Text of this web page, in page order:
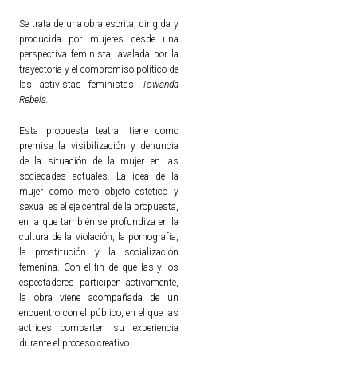
Se trata de una obra escrita, dirigida y
producida por mujeres desde una
perspectiva feminista, avalada por la
trayectoria y el compromiso político de
las activistas feministas Towanda
Rebels.
Esta propuesta teatral tiene como
premisa la visibilización y denuncia
de la situación de la mujer en las
sociedades actuales. La idea de la
mujer como mero objeto estético y
sexual es el eje central de la propuesta,
en la que también se profundiza en la
cultura de la violación, la pornografía,
la prostitución y la socialización
femenina. Con el fin de que las y los
espectadores participen activamente,
la obra viene acompañada de un
encuentro con el público, en el que las
actrices comparten su experiencia
durante el proceso creativo.